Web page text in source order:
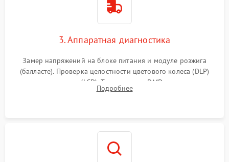
3. Аппаратная диагностика
Замер напряжений на блоке питания и модуле розжига
(балласте). Проверка целостности цветового колеса (DLP)
или поляризаторов (LCD). Тестирование DMD-чипа, датчиков
температуры и оптопар с помощью мультиметра и
Подробнее